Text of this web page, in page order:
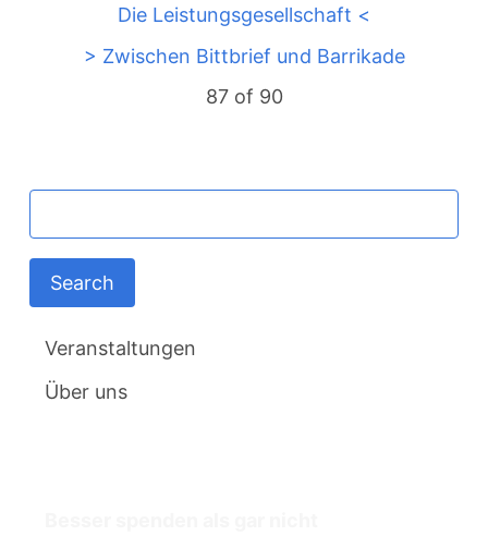
Die Leistungsgesellschaft <
> Zwischen Bittbrief und Barrikade
87 of 90
Veranstaltungen
Über uns